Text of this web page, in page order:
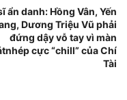
ẩn danh: Hồng Vân, Yến
Dương Triệu Vũ phải
đứng dậy vỗ tay vì màn
cực “chill” của Chí
Tài